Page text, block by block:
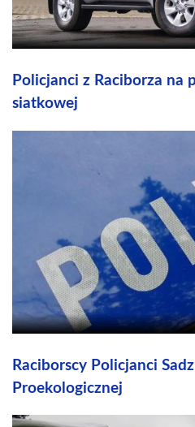
Policjanci z Raciborza na
siatkowej
Raciborscy Policjanci
Proekologicznej